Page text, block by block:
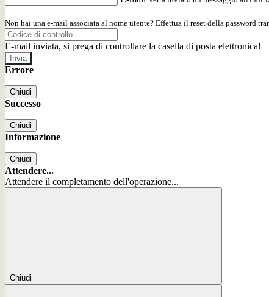
Non hai una e-mail associata al nome utente? Effettua il reset della password
E-mail inviata, si prega di controllare la casella di posta elettronica!
Errore
Chiudi
Successo
Chiudi
Informazione
Chiudi
Attendere...
Attendere il completamento dell'operazione...
Chiudi